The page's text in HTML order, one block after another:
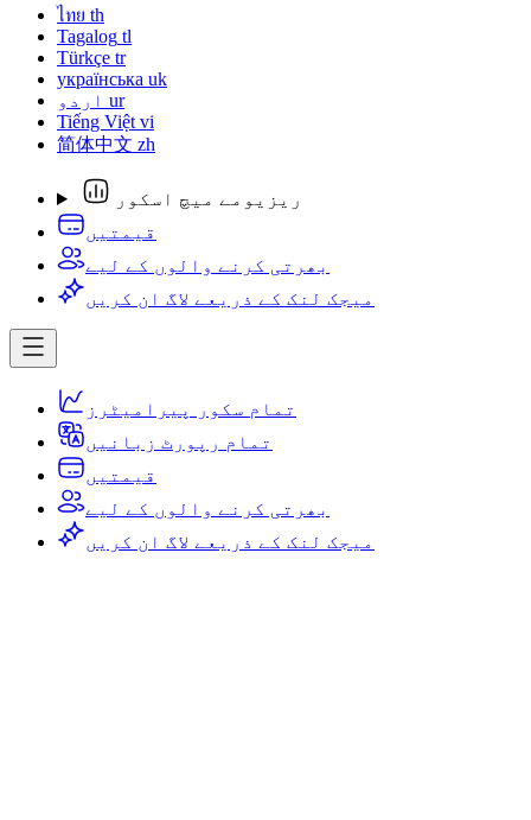
ไทย th
Tagalog tl
Türkçe tr
українська uk
اردو ur
Tiếng Việt vi
简体中文 zh
ریزیومے میچ اسکور
قیمتیں
بھرتی کرنے والوں کے لیے
میجک لنک کے ذریعے لاگ ان کریں
تمام سکور پیرامیٹرز
تمام رپورٹ زبانیں
قیمتیں
بھرتی کرنے والوں کے لیے
میجک لنک کے ذریعے لاگ ان کریں